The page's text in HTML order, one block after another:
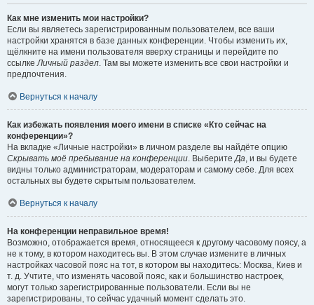
Как мне изменить мои настройки?
Если вы являетесь зарегистрированным пользователем, все ваши
настройки хранятся в базе данных конференции. Чтобы изменить их,
щёлкните на имени пользователя вверху страницы и перейдите по
ссылкеЛичный раздел. Там вы можете изменить все свои настройки и
предпочтения.
Вернуться к началу
Как избежать появления моего имени в списке «Кто сейчас на
конференции»?
На вкладке «Личные настройки» в личном разделе вы найдёте опцию
Скрывать моё пребывание на конференции. ВыберитеДа, и вы будете
видны только администраторам, модераторам и самому себе. Для всех
остальных вы будете скрытым пользователем.
Вернуться к началу
На конференции неправильное время!
Возможно, отображается время, относящееся к другому часовому поясу, а
не к тому, в котором находитесь вы. В этом случае измените в личных
настройках часовой пояс на тот, в котором вы находитесь: Москва, Киев и
т. д. Учтите, что изменять часовой пояс, как и большинство настроек,
могут только зарегистрированные пользователи. Если вы не
зарегистрированы, то сейчас удачный момент сделать это.